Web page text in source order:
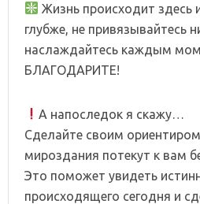
Жизнь происходит здесь
глубже, не привязывайтесь
наслаждайтесь каждым
БЛАГОДАРИТЕ!
А напоследок я скажу…
Сделайте своим ориентиром
мироздания потекут к вам
Это поможет увидеть
происходящего сегодня и